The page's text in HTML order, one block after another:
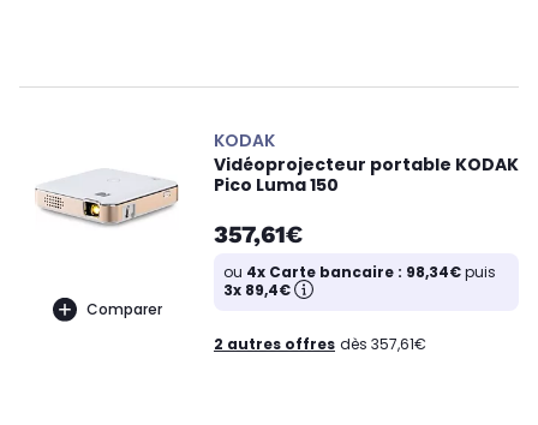
Comparer
KODAK
Vidéoprojecteur portable KODAK
Pico Luma 150
357,61€
ou 4x Carte bancaire : 98,34€puis
3x 89,4€
2 autres offres dès 357,61€